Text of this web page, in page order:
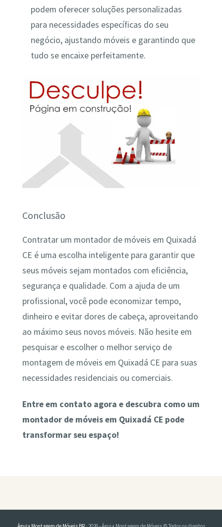
podem oferecer soluções personalizadas
para necessidades específicas do seu
negócio, ajustando móveis e garantindo que
tudo se encaixe perfeitamente.
Conclusão
Contratar um montador de móveis em Quixadá
CE é uma escolha inteligente para garantir que
seus móveis sejam montados com eficiência,
segurança e qualidade. Com a ajuda de um
profissional, você pode economizar tempo,
dinheiro e evitar dores de cabeça, aproveitando
ao máximo seus novos móveis. Não hesite em
pesquisar e escolher o melhor serviço de
montagem de móveis em Quixadá CE para suas
necessidades residenciais ou comerciais.
Entre em contato agora e descubra como um
montador de móveis em Quixadá CE pode
transformar seu espaço!